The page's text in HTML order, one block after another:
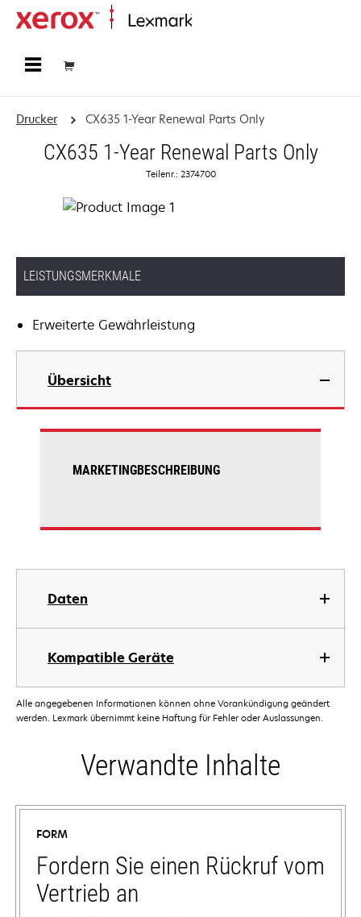
Drucker CX635 1-Year Renewal Parts Only
CX635 1-Year Renewal Parts Only
Teilenr.: 2374700
LEISTUNGSMERKMALE
Erweiterte Gewährleistung
Übersicht
Daten
Kompatible Geräte
MARKETINGBESCHREIBUNG
Alle angegebenen Informationen können ohne Vorankündigung geändert
werden. Lexmark übernimmt keine Haftung für Fehler oder Auslassungen.
Verwandte Inhalte
FORM
Fordern Sie einen Rückruf vom
Vertrieb an